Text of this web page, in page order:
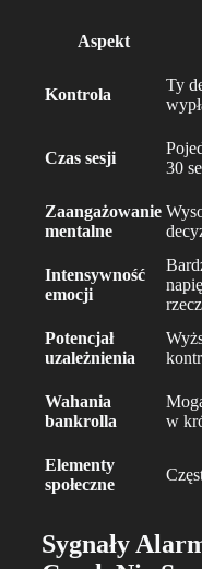
Aspekt
Kontrola
Ty
Czas sesji
30
Zaangażowanie
mentalne
Intensywność
emocji
Potencjał
uzależnienia
Wahania
bankrolla
w
Elementy
społeczne
Sygnały